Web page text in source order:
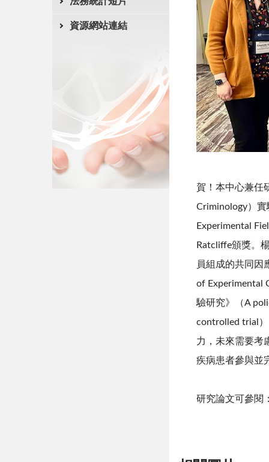
資源網站連結
賀！本中心兼任
Criminology）
Experimental
Ratcliffe頒獎。
員組成的共同因
of Experimental
驗研究》（A
controlled trial
力，未來需要考
疾病患者參與並
研究論文可參閱